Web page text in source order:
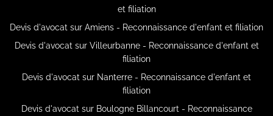
et filiation
Devis d'avocat sur Amiens - Reconnaissance d'enfant et filiation
Devis d'avocat sur Villeurbanne - Reconnaissance d'enfant et
filiation
Devis d'avocat sur Nanterre - Reconnaissance d'enfant et
filiation
Devis d'avocat sur Boulogne Billancourt - Reconnaissance